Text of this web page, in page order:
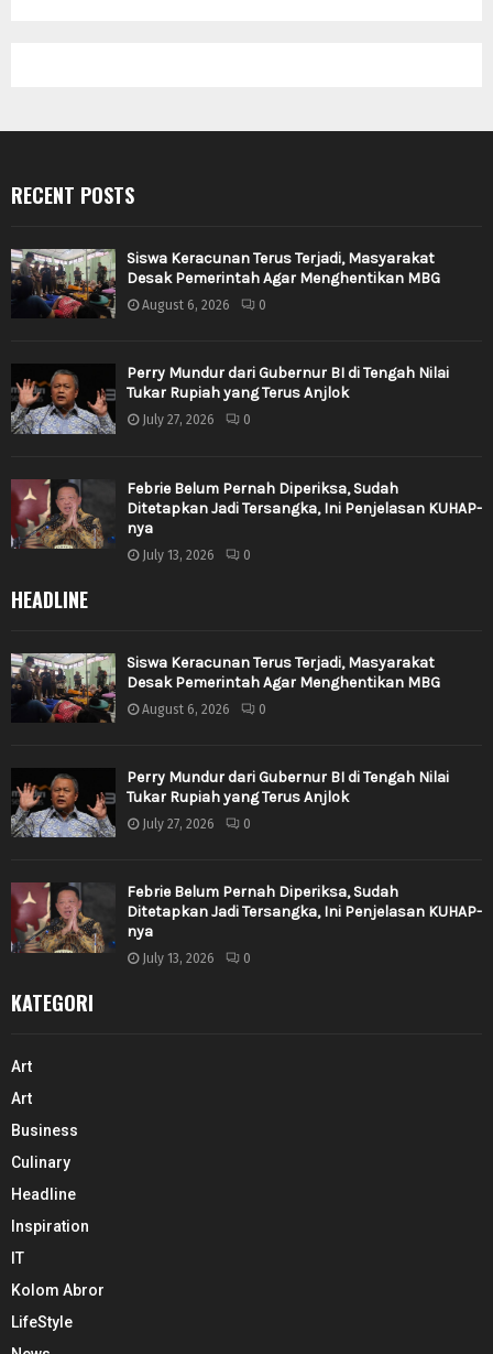
RECENT POSTS
Siswa Keracunan Terus Terjadi, Masyarakat
Desak Pemerintah Agar Menghentikan MBG
August 6, 2026 0
Perry Mundur dari Gubernur BI di Tengah Nilai
Tukar Rupiah yang Terus Anjlok
July 27, 2026 0
Febrie Belum Pernah Diperiksa, Sudah
Ditetapkan Jadi Tersangka, Ini Penjelasan KUHAP-
nya
July 13, 2026 0
HEADLINE
Siswa Keracunan Terus Terjadi, Masyarakat
Desak Pemerintah Agar Menghentikan MBG
August 6, 2026 0
Perry Mundur dari Gubernur BI di Tengah Nilai
Tukar Rupiah yang Terus Anjlok
July 27, 2026 0
Febrie Belum Pernah Diperiksa, Sudah
Ditetapkan Jadi Tersangka, Ini Penjelasan KUHAP-
nya
July 13, 2026 0
KATEGORI
Art
Art
Business
Culinary
Headline
Inspiration
IT
Kolom Abror
LifeStyle